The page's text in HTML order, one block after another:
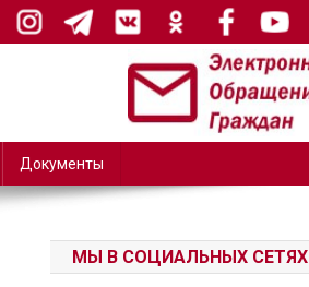
Документы
МЫ В СОЦИАЛЬНЫХ СЕТЯХ